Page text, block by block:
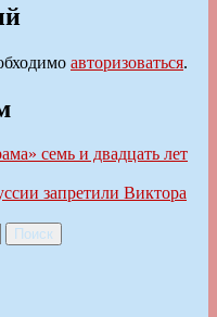
авторизоваться.
семь и двадцать лет
запретили Виктора
Поиск